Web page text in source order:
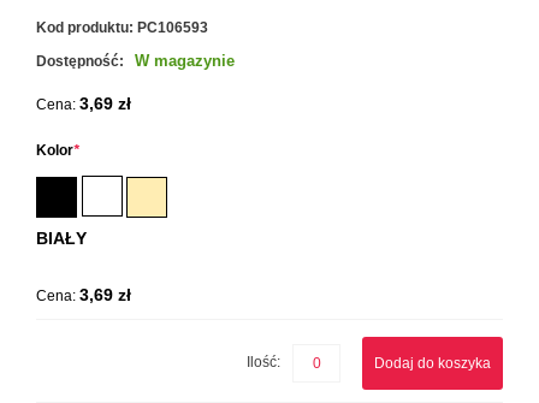
Kod produktu: PC106593
Dostępność:
W magazynie
Cena: 3,69 zł
*
Kolor
BIAŁY
Cena: 3,69 zł
Ilość: Dodaj do koszyka